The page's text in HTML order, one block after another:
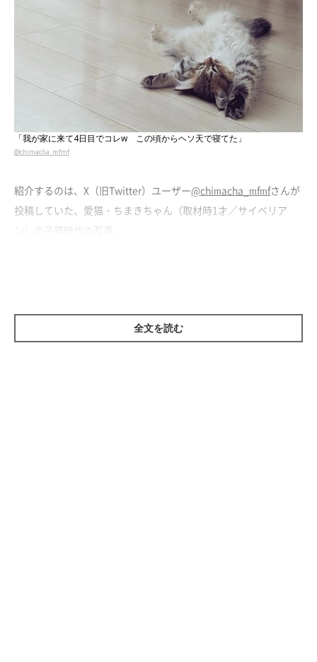
「我が家に来て4日目でコレw この頃からヘソ天で寝てた」
@chimacha_mfmf
紹介するのは、X（旧Twitter）ユーザー@chimacha_mfmfさんが
投稿していた、愛猫・ちまきちゃん（取材時1才／サイベリア
ン）の子猫時代の写真。
全文を読む